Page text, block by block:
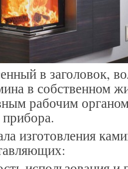
в заголовок,
в собственном
рабочим
изготовления